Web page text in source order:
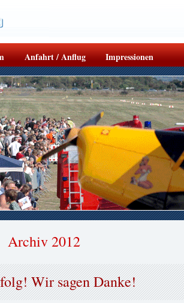
Anfahrt / Anflug Impressionen
Archiv 2012
Wir sagen Danke!